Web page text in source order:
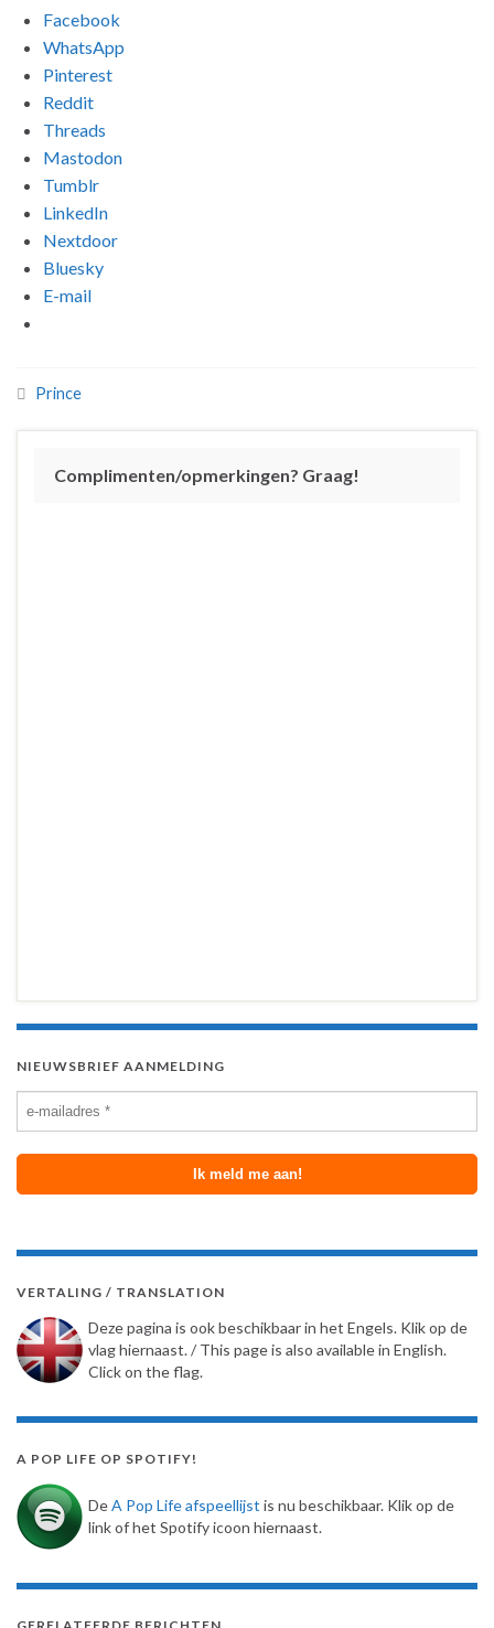
Facebook
WhatsApp
Pinterest
Reddit
Threads
Mastodon
Tumblr
LinkedIn
Nextdoor
Bluesky
E-mail
Prince
Complimenten/opmerkingen? Graag!
NIEUWSBRIEF AANMELDING
VERTALING / TRANSLATION
Deze pagina is ook beschikbaar in het Engels. Klik op de
vlag hiernaast. / This page is also available in English.
Click on the flag.
A POP LIFE OP SPOTIFY!
DeA Pop Life afspeellijst is nu beschikbaar. Klik op de
link of het Spotify icoon hiernaast.